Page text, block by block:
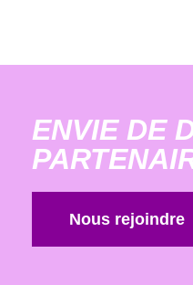
ENVIE DE
Nous rejoindre